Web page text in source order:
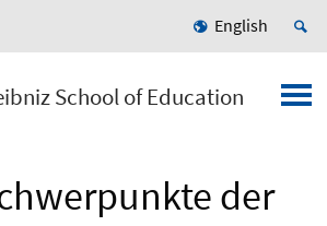
English
School of Education
der